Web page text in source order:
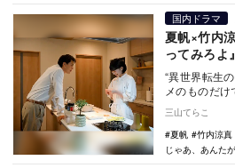
国内ドラマ
夏帆×竹内
ってみろよ
“異世界転生
メのものだ
三山てらこ
夏帆
竹内涼真
じゃあ、あんた